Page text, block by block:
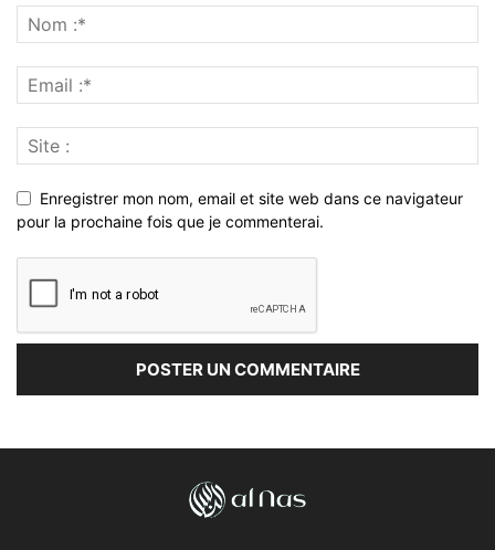
Enregistrer mon nom, email et site web dans ce navigateur
pour la prochaine fois que je commenterai.